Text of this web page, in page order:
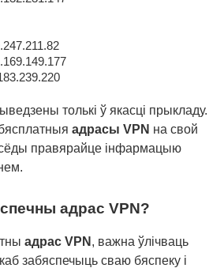
толькі ў якасці прыкладу.
адрасы VPN на свой
правярайце інфармацыю
адрас VPN?
адрас VPN , важна ўлічваць
забяспечыць сваю бяспеку і